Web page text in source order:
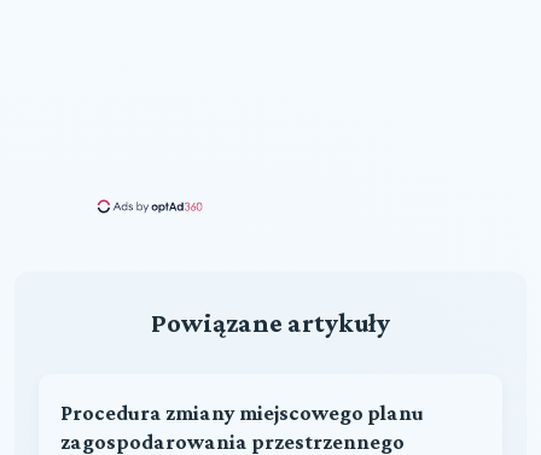
Powiązane artykuły
Procedura zmiany miejscowego planu
zagospodarowania przestrzennego